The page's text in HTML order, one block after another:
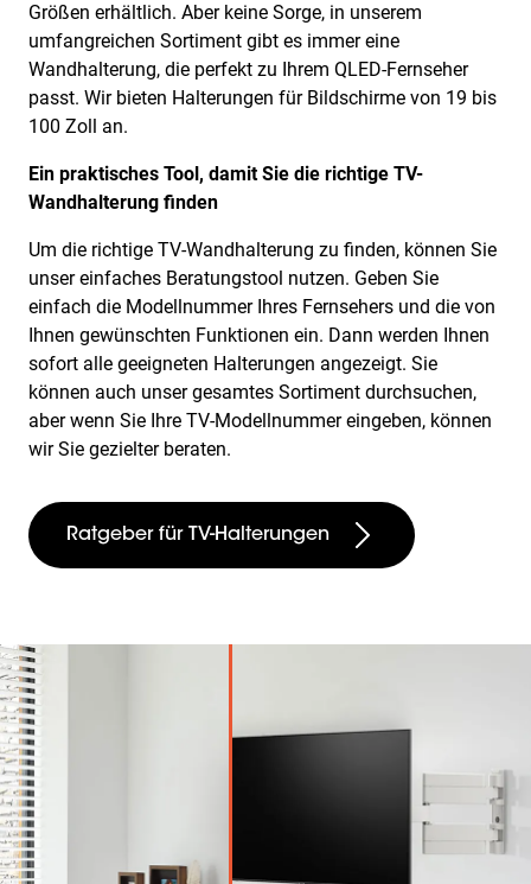
Größen erhältlich. Aber keine Sorge, in unserem
umfangreichen Sortiment gibt es immer eine
Wandhalterung, die perfekt zu Ihrem QLED-Fernseher
passt. Wir bieten Halterungen für Bildschirme von 19 bis
100 Zoll an.
Ein praktisches Tool, damit Sie die richtige TV-
Wandhalterung finden
Um die richtige TV-Wandhalterung zu finden, können Sie
unser einfaches Beratungstool nutzen. Geben Sie
einfach die Modellnummer Ihres Fernsehers und die von
Ihnen gewünschten Funktionen ein. Dann werden Ihnen
sofort alle geeigneten Halterungen angezeigt. Sie
können auch unser gesamtes Sortiment durchsuchen,
aber wenn Sie Ihre TV-Modellnummer eingeben, können
wir Sie gezielter beraten.
Ratgeber für TV-Halterungen